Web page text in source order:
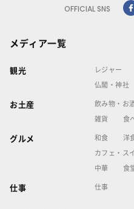
OFFICIAL SNS
メディア一覧
観光 レジャー
仏閣・神社
お土産 飲み物・お
雑貨 食
グルメ 和食 洋
カフェ・ス
中華 食
仕事 仕事